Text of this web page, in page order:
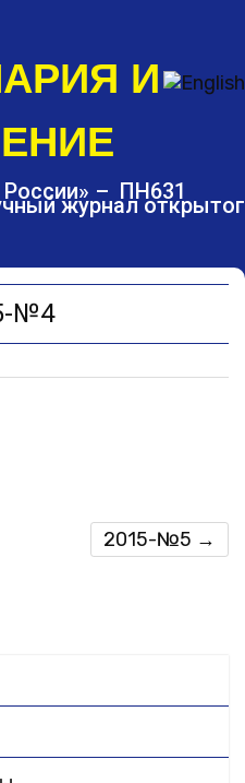
И
журнал
России» – ПН631
№4
2015-№5 →